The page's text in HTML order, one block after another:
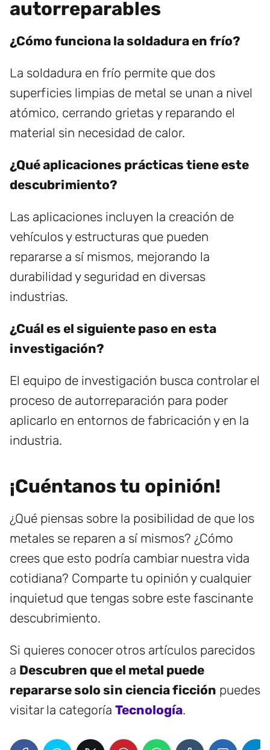
autorreparables
¿Cómo funciona la soldadura en frío?
La soldadura en frío permite que dos
superficies limpias de metal se unan a nivel
atómico, cerrando grietas y reparando el
material sin necesidad de calor.
¿Qué aplicaciones prácticas tiene este
descubrimiento?
Las aplicaciones incluyen la creación de
vehículos y estructuras que pueden
repararse a sí mismos, mejorando la
durabilidad y seguridad en diversas
industrias.
¿Cuál es el siguiente paso en esta
investigación?
El equipo de investigación busca controlar el
proceso de autorreparación para poder
aplicarlo en entornos de fabricación y en la
industria.
¡Cuéntanos tu opinión!
¿Qué piensas sobre la posibilidad de que los
metales se reparen a sí mismos? ¿Cómo
crees que esto podría cambiar nuestra vida
cotidiana? Comparte tu opinión y cualquier
inquietud que tengas sobre este fascinante
descubrimiento.
Si quieres conocer otros artículos parecidos
a Descubren que el metal puede
repararse solo sin ciencia ficción puedes
visitar la categoría Tecnología.